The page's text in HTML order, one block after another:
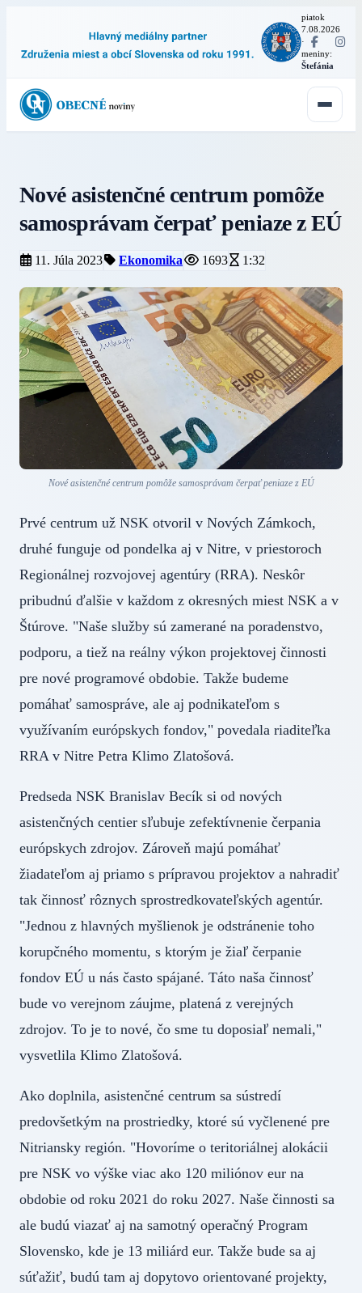
piatok
7.08.2026
·
meniny:
Štefánia
Nové asistenčné centrum pomôže
samosprávam čerpať peniaze z EÚ
11. Júla 2023 Ekonomika 1693 1:32
Nové asistenčné centrum pomôže samosprávam čerpať peniaze z EÚ
Prvé centrum už NSK otvoril v Nových Zámkoch,
druhé funguje od pondelka aj v Nitre, v priestoroch
Regionálnej rozvojovej agentúry (RRA). Neskôr
pribudnú ďalšie v každom z okresných miest NSK a v
Štúrove. "Naše služby sú zamerané na poradenstvo,
podporu, a tiež na reálny výkon projektovej činnosti
pre nové programové obdobie. Takže budeme
pomáhať samospráve, ale aj podnikateľom s
využívaním európskych fondov," povedala riaditeľka
RRA v Nitre Petra Klimo Zlatošová.
Predseda NSK Branislav Becík si od nových
asistenčných centier sľubuje zefektívnenie čerpania
európskych zdrojov. Zároveň majú pomáhať
žiadateľom aj priamo s prípravou projektov a nahradiť
tak činnosť rôznych sprostredkovateľských agentúr.
"Jednou z hlavných myšlienok je odstránenie toho
korupčného momentu, s ktorým je žiaľ čerpanie
fondov EÚ u nás často spájané. Táto naša činnosť
bude vo verejnom záujme, platená z verejných
zdrojov. To je to nové, čo sme tu doposiaľ nemali,"
vysvetlila Klimo Zlatošová.
Ako doplnila, asistenčné centrum sa sústredí
predovšetkým na prostriedky, ktoré sú vyčlenené pre
Nitriansky región. "Hovoríme o teritoriálnej alokácii
pre NSK vo výške viac ako 120 miliónov eur na
obdobie od roku 2021 do roku 2027. Naše činnosti sa
ale budú viazať aj na samotný operačný Program
Slovensko, kde je 13 miliárd eur. Takže bude sa aj
súťažiť, budú tam aj dopytovo orientované projekty,